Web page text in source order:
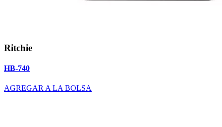
Ritchie
HB-740
AGREGAR A LA BOLSA